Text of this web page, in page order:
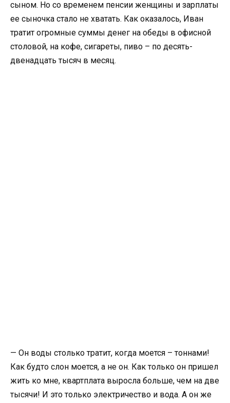
сыном. Но со временем пенсии женщины и зарплаты
ее сыночка стало не хватать. Как оказалось, Иван
тратит огромные суммы денег на обеды в офисной
столовой, на кофе, сигареты, пиво – по десять-
двенадцать тысяч в месяц.
— Он воды столько тратит, когда моется – тоннами!
Как будто слон моется, а не он. Как только он пришел
жить ко мне, квартплата выросла больше, чем на две
тысячи! И это только электричество и вода. А он же